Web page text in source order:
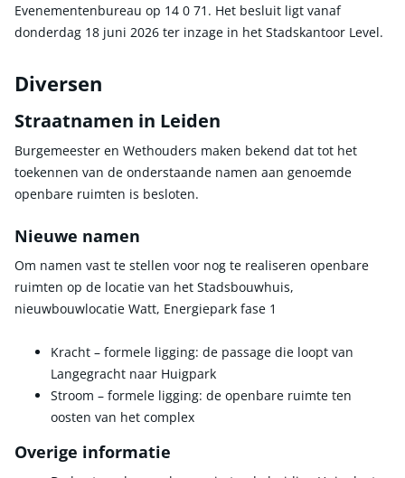
Evenementenbureau op 14 0 71. Het besluit ligt vanaf
donderdag 18 juni 2026 ter inzage in het Stadskantoor Level.
Diversen
Straatnamen in Leiden
Burgemeester en Wethouders maken bekend dat tot het
toekennen van de onderstaande namen aan genoemde
openbare ruimten is besloten.
Nieuwe namen
Om namen vast te stellen voor nog te realiseren openbare
ruimten op de locatie van het Stadsbouwhuis,
nieuwbouwlocatie Watt, Energiepark fase 1
Kracht – formele ligging: de passage die loopt van
Langegracht naar Huigpark
Stroom – formele ligging: de openbare ruimte ten
oosten van het complex
Overige informatie